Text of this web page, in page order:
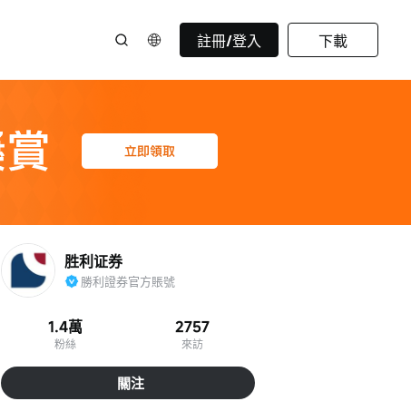
註冊/登入 下載
胜利证券
勝利證券官方賬號
1.4萬
粉絲
2757
來訪
關注